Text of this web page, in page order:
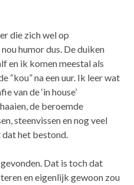
die zich wel op
humor dus. De duiken
en ik komen meestal als
“kou” na een uur. Ik leer wat
van de ‘in house’
de beroemde
steenvissen en nog veel
dat het bestond.
Dat is toch dat
en eigenlijk gewoon zou